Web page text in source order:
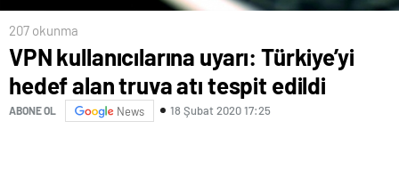
207 okunma
VPN kullanıcılarına uyarı: Türkiye’yi
hedef alan truva atı tespit edildi
ABONE OL News 18 Şubat 2020 17:25